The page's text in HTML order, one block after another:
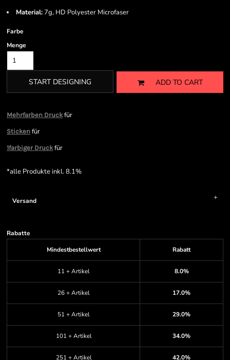
Material:7g, HD Polyester Microfaser
Farbe
Menge
START DESIGNING ADD TO CART
Mehrfarben Druckfür
Sticken für
1farbiger Druckfür
*alle Produkte inkl. 8.1%
Versand
Rabatte
Mindestbestellwert
Rabatt
11 + Artikel 8.0%
26 + Artikel 17.0%
51 + Artikel 29.0%
101 + Artikel 34.0%
251 + Artikel 42.0%